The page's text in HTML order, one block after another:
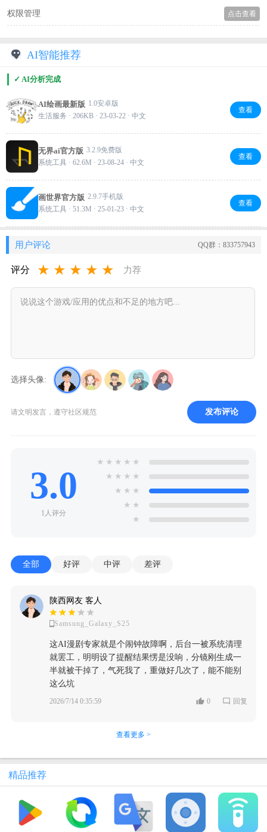
权限管理 点击查看
AI智能推荐
✓ AI分析完成
AI绘画最新版 1.0安卓版
生活服务 · 206KB · 23-03-22 · 中文
查看
无界ai官方版 3.2.9免费版
系统工具 · 62.6M · 23-08-24 · 中文
查看
画世界官方版 2.9.7手机版
系统工具 · 51.3M · 25-01-23 · 中文
查看
用户评论 QQ群：833757943
评分 ★ ★ ★ ★ ★ 力荐
选择头像:
请文明发言，遵守社区规范 发布评论
3.0
1人评分
★ ★ ★ ★ ★
★ ★ ★ ★
★ ★ ★
★ ★
★
全部 好评 中评 差评
陕西网友 客人
Samsung_Galaxy_S25
这AI漫剧专家就是个闹钟故障啊，后台一被系统清理
就罢工，明明设了提醒结果愣是没响，分镜刚生成一
半就被干掉了，气死我了，重做好几次了，能不能别
这么坑
2026/7/14 0:35:59 0 回复
查看更多 >
精品推荐